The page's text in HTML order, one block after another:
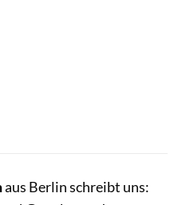
aus Berlin schreibt uns: